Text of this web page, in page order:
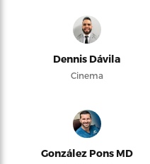
Dennis Dávila
Cinema
González Pons MD